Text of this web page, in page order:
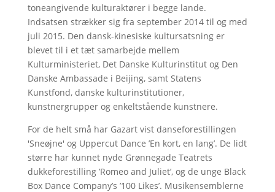
toneangivende kulturaktører i begge lande.
Indsatsen strækker sig fra september 2014 til og med
juli 2015. Den dansk-kinesiske kultursatsning er
blevet til i et tæt samarbejde mellem
Kulturministeriet, Det Danske Kulturinstitut og Den
Danske Ambassade i Beijing, samt Statens
Kunstfond, danske kulturinstitutioner,
kunstnergrupper og enkeltstående kunstnere.
For de helt små har Gazart vist danseforestillingen
'Sneøjne' og Uppercut Dance ’En kort, en lang’. De lidt
større har kunnet nyde Grønnegade Teatrets
dukkeforestilling ’Romeo and Juliet’, og de unge Black
Box Dance Company’s ’100 Likes’. Musikensemblerne